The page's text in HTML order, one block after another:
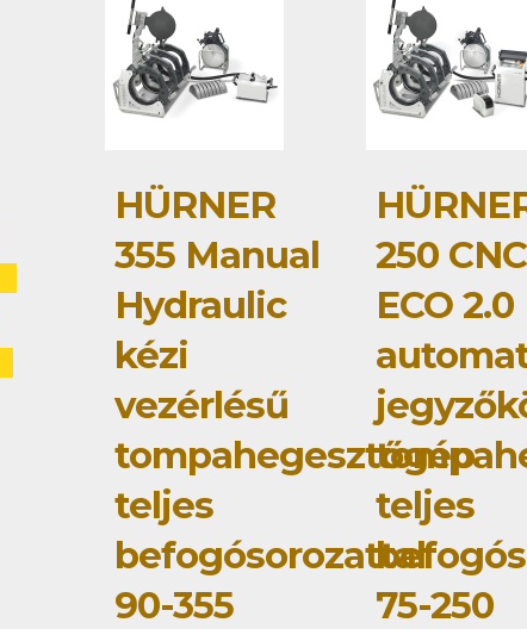
HÜRNER
355 Manual
Hydraulic
kézi
vezérlésű
tompahegesztőgép
teljes
befogósorozattal
90-355
250 CNC
ECO 2.0
teljes
75-250